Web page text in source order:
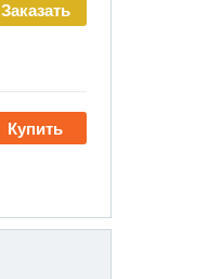
Заказать
Купить